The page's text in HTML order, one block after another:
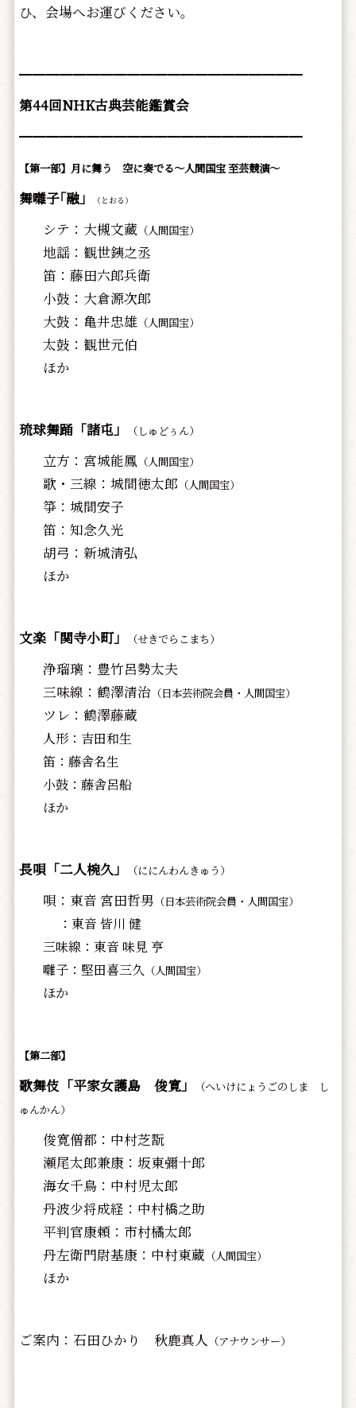
ひ、会場へお運びください。
━━━━━━━━━━━━━━━━━━━━━
第44回NHK古典芸能鑑賞会
━━━━━━━━━━━━━━━━━━━━━
【第一部】月に舞う 空に奏でる～人間国宝 至芸競演～
舞囃子｢融」 （とおる）
シテ：大槻文藏 （人間国宝）
地謡：観世銕之丞
笛：藤田六郎兵衛
小鼓：大倉源次郎
大鼓：亀井忠雄（人間国宝）
太鼓：観世元伯
ほか
琉球舞踊「諸屯」 （しゅどぅん）
立方：宮城能鳳（人間国宝）
歌・三線：城間徳太郎（人間国宝）
箏：城間安子
笛：知念久光
胡弓：新城清弘
ほか
文楽「関寺小町」 （せきでらこまち）
浄瑠璃：豊竹呂勢太夫
三味線：鶴澤清治 （日本芸術院会員・人間国宝）
ツレ：鶴澤藤蔵
人形：吉田和生
笛：藤舎名生
小鼓：藤舎呂船
ほか
長唄「二人椀久」 （ににんわんきゅう）
唄：東音 宮田哲男 （日本芸術院会員・人間国宝）
：東音 皆川 健
三味線：東音 味見 亨
囃子：堅田喜三久 （人間国宝）
ほか
【第二部】
歌舞伎「平家女護島 俊寛」
（へいけにょうごのしま し
ゅんかん）
俊寛僧都：中村芝翫
瀬尾太郎兼康：坂東彌十郎
海女千鳥：中村児太郎
丹波少将成経：中村橋之助
平判官康頼：市村橘太郎
丹左衛門尉基康：中村東蔵 （人間国宝）
ほか
ご案内：石田ひかり 秋鹿真人 （アナウンサー）